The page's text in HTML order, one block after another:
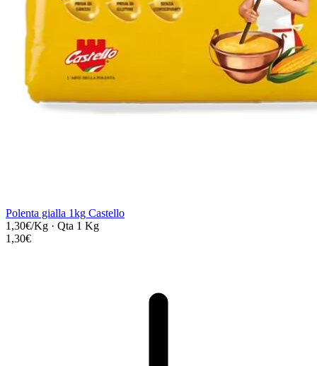
Polenta gialla 1kg Castello
1,30€/Kg · Qta 1 Kg
1,30€